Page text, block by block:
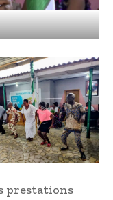
prestations